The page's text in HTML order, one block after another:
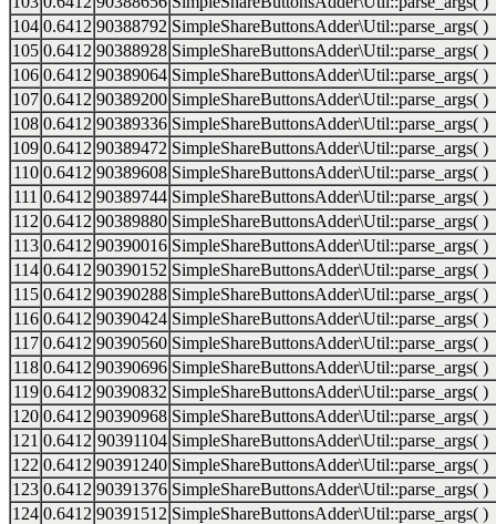
104 0.6412 90388792 SimpleShareButtonsAdder\Util::parse_args( )
105 0.6412 90388928 SimpleShareButtonsAdder\Util::parse_args( )
106 0.6412 90389064 SimpleShareButtonsAdder\Util::parse_args( )
107 0.6412 90389200 SimpleShareButtonsAdder\Util::parse_args( )
108 0.6412 90389336 SimpleShareButtonsAdder\Util::parse_args( )
109 0.6412 90389472 SimpleShareButtonsAdder\Util::parse_args( )
110 0.6412 90389608 SimpleShareButtonsAdder\Util::parse_args( )
111 0.6412 90389744 SimpleShareButtonsAdder\Util::parse_args( )
112 0.6412 90389880 SimpleShareButtonsAdder\Util::parse_args( )
113 0.6412 90390016 SimpleShareButtonsAdder\Util::parse_args( )
114 0.6412 90390152 SimpleShareButtonsAdder\Util::parse_args( )
115 0.6412 90390288 SimpleShareButtonsAdder\Util::parse_args( )
116 0.6412 90390424 SimpleShareButtonsAdder\Util::parse_args( )
117 0.6412 90390560 SimpleShareButtonsAdder\Util::parse_args( )
118 0.6412 90390696 SimpleShareButtonsAdder\Util::parse_args( )
119 0.6412 90390832 SimpleShareButtonsAdder\Util::parse_args( )
120 0.6412 90390968 SimpleShareButtonsAdder\Util::parse_args( )
121 0.6412 90391104 SimpleShareButtonsAdder\Util::parse_args( )
122 0.6412 90391240 SimpleShareButtonsAdder\Util::parse_args( )
123 0.6412 90391376 SimpleShareButtonsAdder\Util::parse_args( )
124 0.6412 90391512 SimpleShareButtonsAdder\Util::parse_args( )